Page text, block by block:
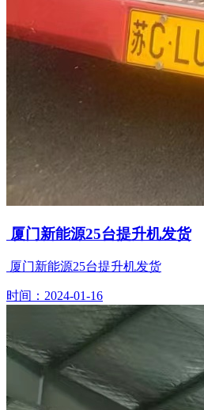
厦门新能源25台提升机发货
厦门新能源25台提升机发货
时间：2024-01-16